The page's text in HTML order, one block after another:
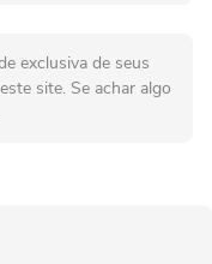
exclusiva de seus
site. Se achar algo